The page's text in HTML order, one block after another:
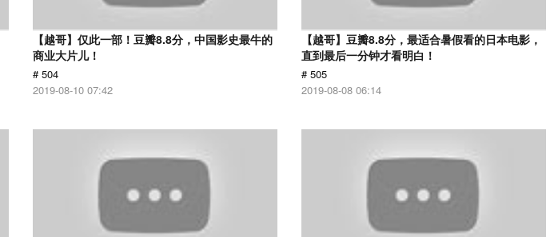
【越哥】仅此一部！豆瓣8.8分，中国影史最牛的
商业大片儿！
# 504
2019-08-10 07:42
【越哥】豆瓣8.8分，最适合暑假看的日本电影，
直到最后一分钟才看明白！
# 505
2019-08-08 06:14